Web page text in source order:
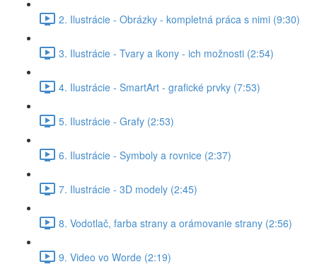
2. Ilustrácie - Obrázky - kompletná práca s nimi (9:30)
3. Ilustrácie - Tvary a ikony - ich možnosti (2:54)
4. Ilustrácie - SmartArt - grafické prvky (7:53)
5. Ilustrácie - Grafy (2:53)
6. Ilustrácie - Symboly a rovnice (2:37)
7. Ilustrácie - 3D modely (2:45)
8. Vodotlač, farba strany a orámovanie strany (2:56)
9. Video vo Worde (2:19)